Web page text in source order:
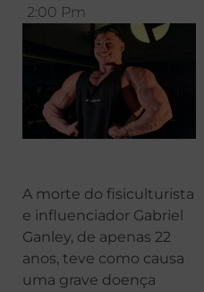
2:00 Pm
A morte do fisiculturista
e influenciador Gabriel
Ganley, de apenas 22
anos, teve como causa
uma grave doença